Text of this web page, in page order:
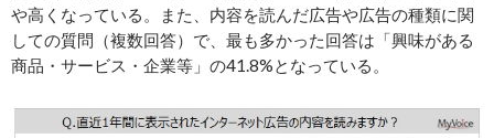
や高くなっている。また、内容を読んだ広告や広告の種類に関
しての質問（複数回答）で、最も多かった回答は「興味がある
商品・サービス・企業等」の41.8%となっている。